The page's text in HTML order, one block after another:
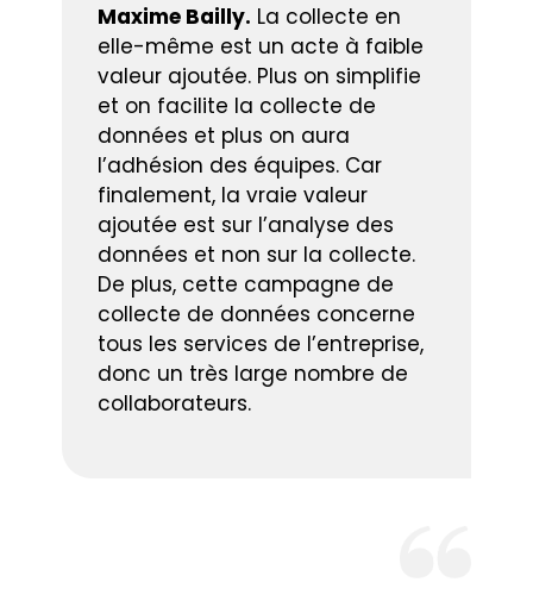
Maxime Bailly. La collecte en
elle-même est un acte à faible
valeur ajoutée. Plus on simplifie
et on facilite la collecte de
données et plus on aura
l’adhésion des équipes. Car
finalement, la vraie valeur
ajoutée est sur l’analyse des
données et non sur la collecte.
De plus, cette campagne de
collecte de données concerne
tous les services de l’entreprise,
donc un très large nombre de
collaborateurs.